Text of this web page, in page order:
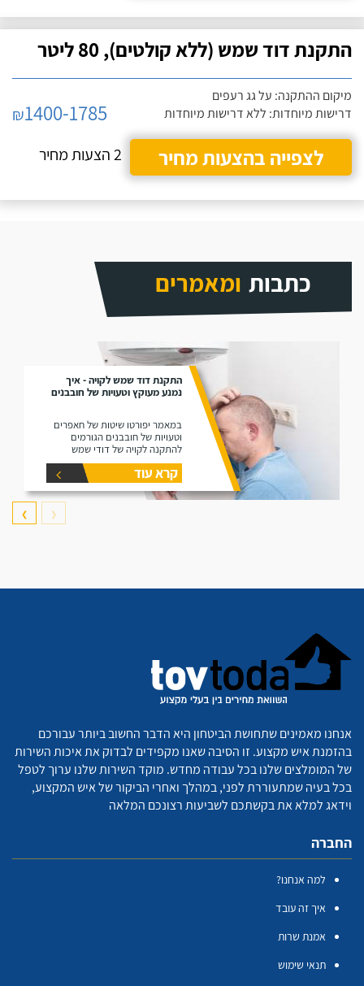
התקנת דוד שמש (ללא קולטים), 80 ליטר
מיקום ההתקנה: על גג רעפים
דרישות מיוחדות: ללא דרישות מיוחדות
₪1400-1785
לצפייה בהצעות מחיר
2 הצעות מחיר
כתבות ומאמרים
התקנת דוד שמש לקויה - איך
נמנע מעוקץ וטעויות של חובבנים
במאמר יפורטו שיטות של חאפרים
וטעויות של חובבנים הגורמים
להתקנה לקויה של דודי שמש
קרא עוד
❮
❯
אנחנו מאמינים שתחושת הביטחון היא הדבר החשוב ביותר עבורכם
בהזמנת איש מקצוע. זו הסיבה שאנו מקפידים לבדוק את איכות השירות
של המומלצים שלנו בכל עבודה מחדש. מוקד השירות שלנו ערוך לטפל
בכל בעיה שמתעוררת לפני, במהלך ואחרי הביקור של איש המקצוע,
וידאג למלא את בקשתכם לשביעות רצונכם המלאה
החברה
למה אנחנו?
איך זה עובד
אמנת שרות
תנאי שימוש